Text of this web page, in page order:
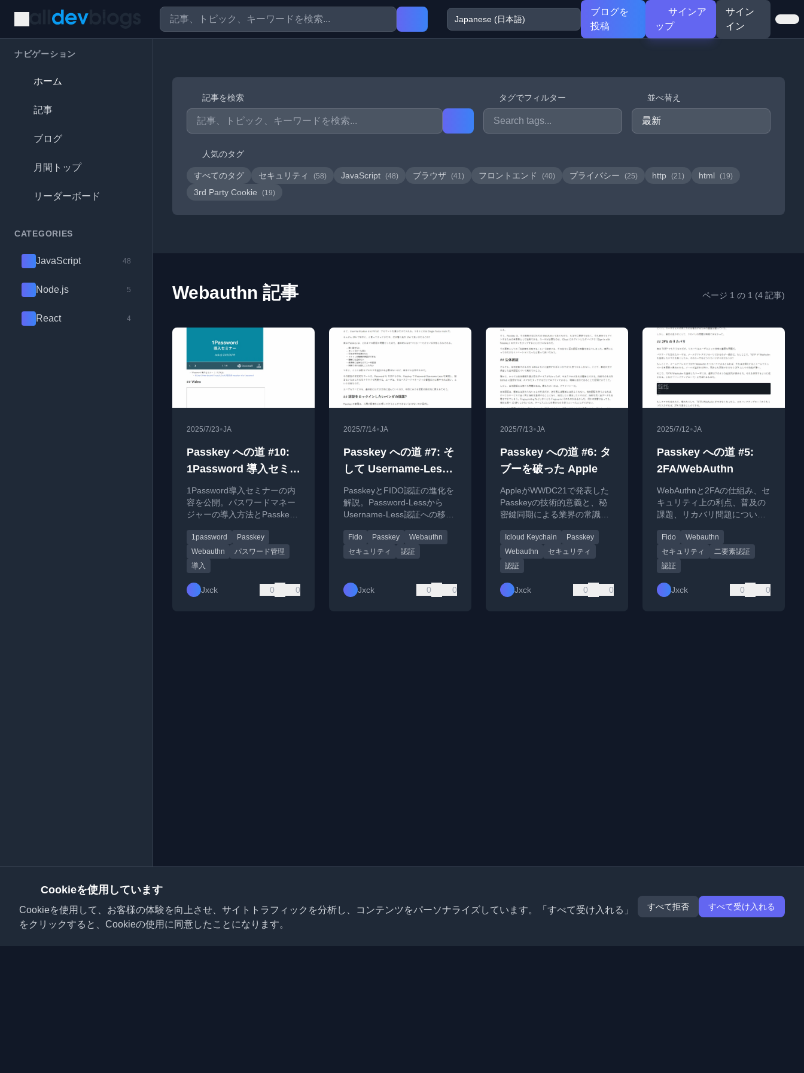
ブログを
投稿
サインア
ップ
サイン
イン
ナビゲーション
ホーム
記事
ブログ
月間トップ
リーダーボード
CATEGORIES
JavaScript 48
Node.js 5
React 4
記事を検索 タグでフィルター 並べ替え
人気のタグ
すべてのタグ セキュリティ (58) JavaScript (48) ブラウザ (41) フロントエンド (40) プライバシー (25) http (21) html (19)
3rd Party Cookie (19)
Webauthn 記事 ページ 1 の 1 (4 記事)
2025/7/23•JA
Passkey への道 #10:
1Password 導入セミナ
ー
1Password導入セミナーの内
容を公開。パスワードマネー
ジャーの導入方法とPasskey
発者向けに解説しています。
1password
Passkey
Webauthn
パスワード管理
導入
Jxck 0 0
2025/7/14•JA
Passkey への道 #7: そ
して Username-Less
へ
PasskeyとFIDO認証の進化を
解説。Password-Lessから
Username-Less認証への移行
リティ上の利点について詳し
く説明します。
Fido Passkey
Webauthn
セキュリティ
認証
Jxck 0 0
2025/7/13•JA
Passkey への道 #6: タ
ブーを破った Apple
AppleがWWDC21で発表した
Passkeyの技術的意義と、秘
密鍵同期による業界の常識破
も含む。
Icloud Keychain
Passkey
Webauthn
セキュリティ
認証
Jxck 0 0
2025/7/12•JA
Passkey への道 #5:
2FA/WebAuthn
WebAuthnと2FAの仕組み、セ
キュリティ上の利点、普及の
課題、リカバリ問題について
の道筋を探る。
Fido
Webauthn
セキュリティ
二要素認証
認証
Jxck 0 0
Cookieを使用しています
Cookieを使用して、お客様の体験を向上させ、サイトトラフィックを分析し、コンテンツをパーソナライズしています。「すべて受け入れる」
をクリックすると、Cookieの使用に同意したことになります。
すべて拒否 すべて受け入れる